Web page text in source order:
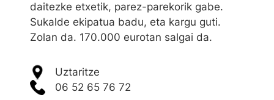
daitezke etxetik, parez-parekorik gabe.
Sukalde ekipatua badu, eta kargu guti.
Zolan da. 170.000 eurotan salgai da.
Uztaritze
06 52 65 76 72